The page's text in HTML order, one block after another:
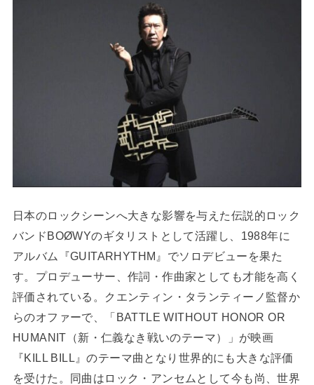
日本のロックシーンへ大きな影響を与えた伝説的ロック
バンドBOØWYのギタリストとして活躍し、1988年に
アルバム『GUITARHYTHM』でソロデビューを果た
す。プロデューサー、作詞・作曲家としても才能を高く
評価されている。クエンティン・タランティーノ監督か
らのオファーで、「BATTLE WITHOUT HONOR OR
HUMANIT（新・仁義なき戦いのテーマ）」が映画
『KILL BILL』のテーマ曲となり世界的にも大きな評価
を受けた。同曲はロック・アンセムとして今も尚、世界